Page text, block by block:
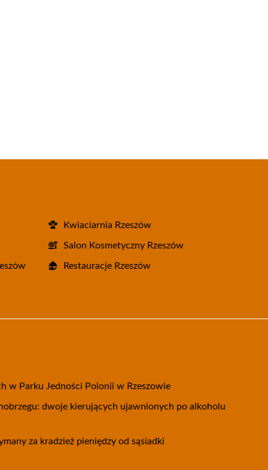
Kwiaciarnia Rzeszów
Salon Kosmetyczny Rzeszów
Restauracje Rzeszów
w Parku Jedności Polonii w Rzeszowie
dwoje kierujących ujawnionych po alkoholu
za kradzież pieniędzy od sąsiadki